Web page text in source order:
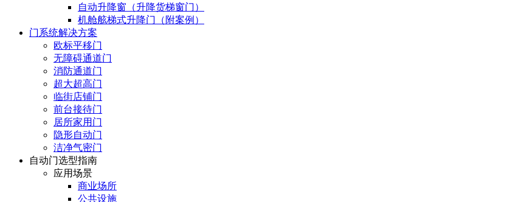
自动升降窗（升降货梯窗门）
机舱舷梯式升降门（附案例）
门系统解决方案
欧标平移门
无障碍通道门
消防通道门
超大超高门
临街店铺门
前台接待门
居所家用门
隐形自动门
洁净气密门
自动门选型指南
应用场景
商业场所
公共设施